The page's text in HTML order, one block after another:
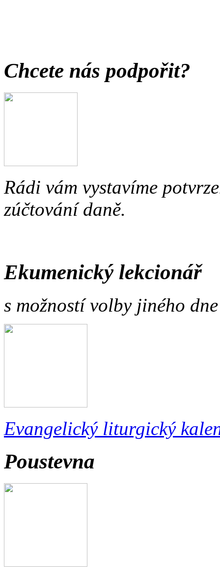
Chcete nás podpořit?
Rádi vám vystavíme
zúčtování daně.
Ekumenický lekcionář
s možností volby jiného
Evangelický liturgický
Poustevna